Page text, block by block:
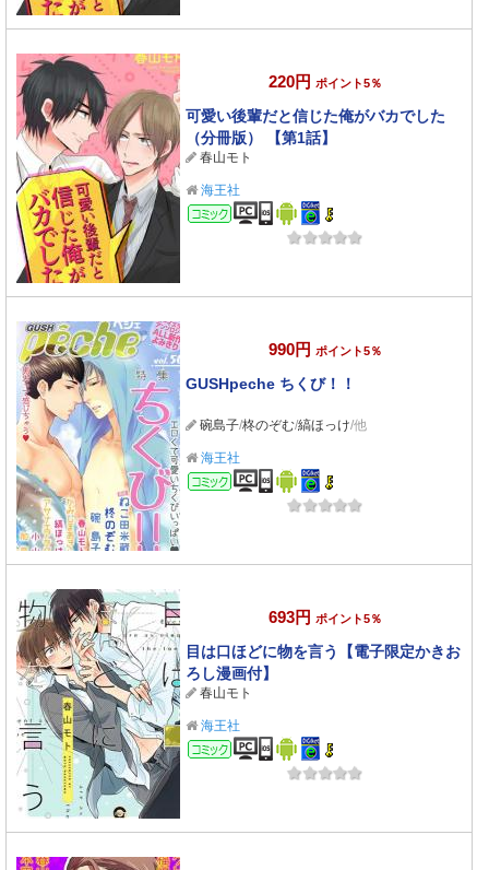
220円 ポイント5％
可愛い後輩だと信じた俺がバカでした
（分冊版） 【第1話】
春山モト
海王社
コミック
990円 ポイント5％
GUSHpeche ちくび！！
碗島子/柊のぞむ/縞ほっけ/他
海王社
コミック
693円 ポイント5％
目は口ほどに物を言う【電子限定かきお
ろし漫画付】
春山モト
海王社
コミック